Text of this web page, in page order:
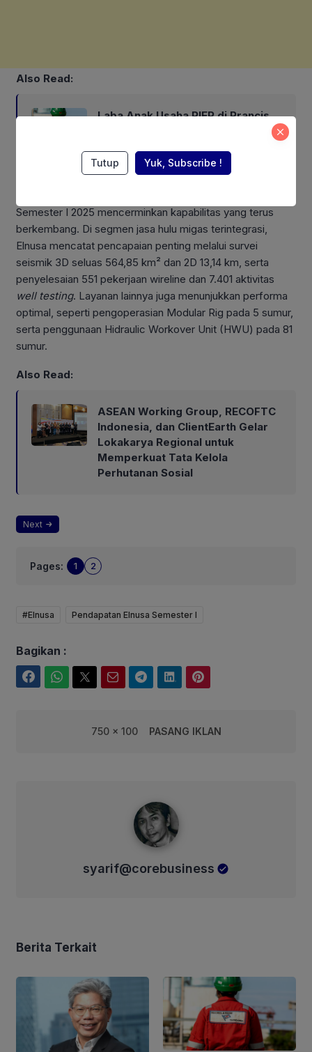
Also Read:
Laba Anak Usaha PIEP di Prancis
Semester I 2025 mencerminkan kapabilitas yang terus
berkembang. Di segmen jasa hulu migas terintegrasi,
Elnusa mencatat pencapaian penting melalui survei
seismik 3D seluas 564,85 km² dan 2D 13,14 km, serta
penyelesaian 551 pekerjaan wireline dan 7.401 aktivitas
well testing. Layanan lainnya juga menunjukkan performa
optimal, seperti pengoperasian Modular Rig pada 5 sumur,
serta penggunaan Hidraulic Workover Unit (HWU) pada 81
sumur.
Also Read:
ASEAN Working Group, RECOFTC
Indonesia, dan ClientEarth Gelar
Lokakarya Regional untuk
Memperkuat Tata Kelola
Perhutanan Sosial
Next
Pages: 1 2
#Elnusa Pendapatan Elnusa Semester I
Bagikan :
750 x 100 PASANG IKLAN
syarif@corebusiness
Berita Terkait
Tutup Yuk, Subscribe !